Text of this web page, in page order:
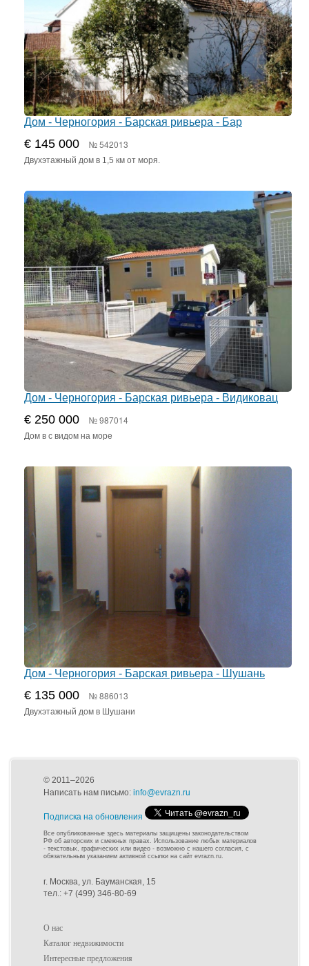
Дом - Черногория - Барская ривьера - Бар
€ 145 000 № 542013
Двухэтажный дом в 1,5 км от моря.
Дом - Черногория - Барская ривьера - Видиковац
€ 250 000 № 987014
Дом в с видом на море
Дом - Черногория - Барская ривьера - Шушань
€ 135 000 № 886013
Двухэтажный дом в Шушани
© 2011–2026
Написать нам письмо: info@evrazn.ru
Подписка на обновления
Все опубликованные здесь материалы защищены законодательством
РФ об авторских и смежных правах. Использование любых материалов
- текстовых, графических или видео - возможно с нашего согласия, с
обязательным указанием активной ссылки на сайт evrazn.ru.
г. Москва, ул. Бауманская, 15
тел.: +7 (499) 346-80-69
О нас
Каталог недвижимости
Интересные предложения